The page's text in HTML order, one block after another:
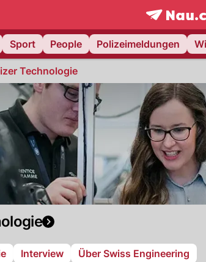
frontpage.
Sport People Polizeimeldungen
Technologie
Interview Über Swiss Engineering